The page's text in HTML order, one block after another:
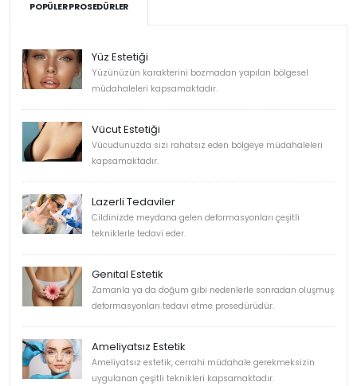
POPÜLER PROSEDÜRLER
Yüz Estetiği
Yüzünüzün karakterini bozmadan yapılan bölgesel
müdahaleleri kapsamaktadır.
Vücut Estetiği
Vücudunuzda sizi rahatsız eden bölgeye müdahaleleri
kapsamaktadır.
Lazerli Tedaviler
Cildinizde meydana gelen deformasyonları çeşitli
tekniklerle tedavi eder.
Genital Estetik
Zamanla ya da doğum gibi nedenlerle sonradan oluşmuş
deformasyonları tedavi etme prosedürüdür.
Ameliyatsız Estetik
Ameliyatsız estetik, cerrahi müdahale gerekmeksizin
uygulanan çeşitli teknikleri kapsamaktadır.